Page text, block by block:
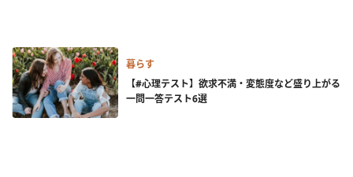
暮らす
【#心理テスト】欲求不満・変態度など盛り上がる
一問一答テスト6選